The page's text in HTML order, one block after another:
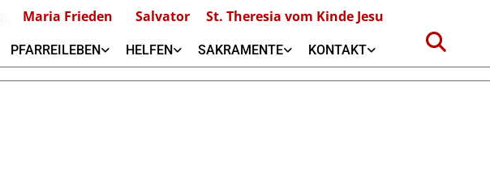
Maria Frieden Salvator St. Theresia vom Kinde Jesu
PFARREILEBEN HELFEN SAKRAMENTE KONTAKT